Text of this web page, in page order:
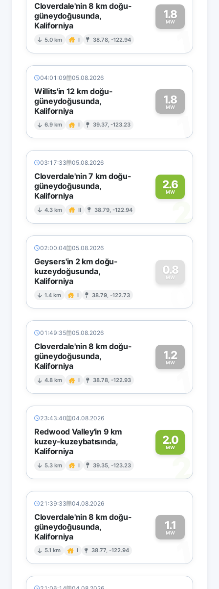
Cloverdale'nin 8 km doğu-
güneydoğusunda,
Kaliforniya
5.0 km I 38.78, -122.94
1.8
MW
1
04:01:09 05.08.2026
Willits'in 12 km doğu-
güneydoğusunda,
Kaliforniya
6.9 km I 39.37, -123.23
1.8
MW
1
03:17:33 05.08.2026
Cloverdale'nin 7 km doğu-
güneydoğusunda,
Kaliforniya
4.3 km II 38.79, -122.94
2.6
MW
2
02:00:04 05.08.2026
Geysers'in 2 km doğu-
kuzeydoğusunda,
Kaliforniya
1.4 km I 38.79, -122.73
0.8
MW
0
01:49:35 05.08.2026
Cloverdale'nin 8 km doğu-
güneydoğusunda,
Kaliforniya
4.8 km I 38.78, -122.93
1.2
MW
1
23:43:40 04.08.2026
Redwood Valley'in 9 km
kuzey-kuzeybatısında,
Kaliforniya
5.3 km I 39.35, -123.23
2.0
MW
2
21:39:33 04.08.2026
Cloverdale'nin 8 km doğu-
güneydoğusunda,
Kaliforniya
5.1 km I 38.77, -122.94
1.1
MW
1